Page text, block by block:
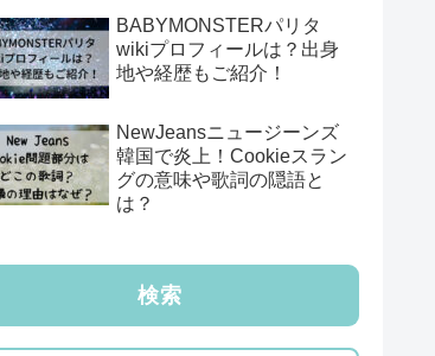
BABYMONSTERパリタ
wikiプロフィールは？出身
地や経歴もご紹介！
NewJeansニュージーンズ
韓国で炎上！Cookieスラン
グの意味や歌詞の隠語と
は？
検索